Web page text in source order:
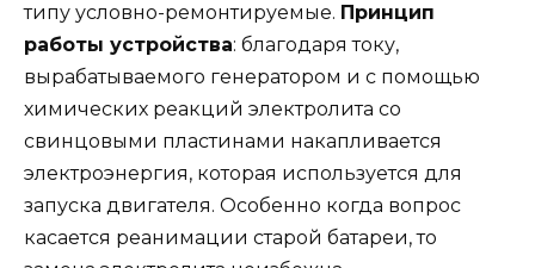
типу условно-ремонтируемые. Принцип
работы устройства: благодаря току,
вырабатываемого генератором и с помощью
химических реакций электролита со
свинцовыми пластинами накапливается
электроэнергия, которая используется для
запуска двигателя. Особенно когда вопрос
касается реанимации старой батареи, то